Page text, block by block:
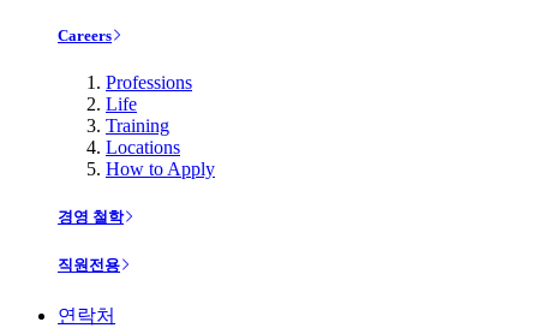
Careers
Professions
Life
Training
Locations
How to Apply
경영 철학
직원전용
연락처